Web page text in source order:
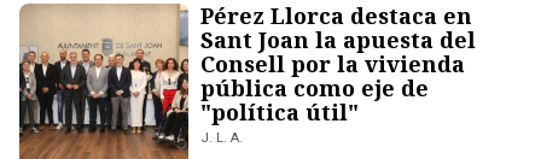
Pérez Llorca destaca en
Sant Joan la apuesta del
Consell por la vivienda
pública como eje de
"política útil"
J. L. A.